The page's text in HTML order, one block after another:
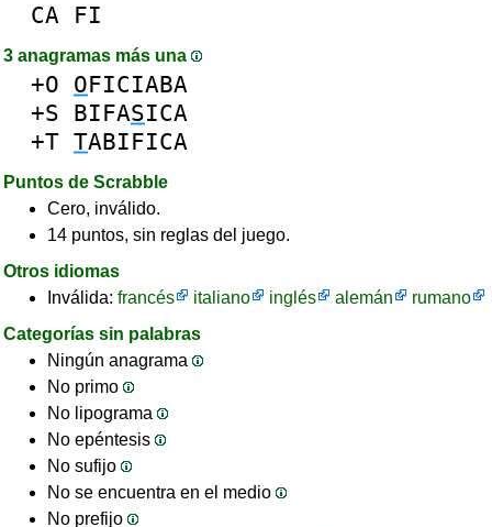
CA FI
3 anagramas más una
+O OFICIABA
+S BIFASICA
+T TABIFICA
Puntos de Scrabble
Cero, inválido.
14 puntos, sin reglas del juego.
Otros idiomas
Inválida: francés italiano inglés alemán
rumano
Categorías sin palabras
Ningún anagrama
No primo
No lipograma
No epéntesis
No sufijo
No se encuentra en el medio
No prefijo